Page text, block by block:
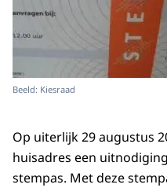
Beeld: Kiesraad
Op uiterlijk 29 augustus
huisadres een
stempas. Met deze